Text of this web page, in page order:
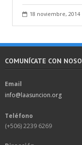
18 noviembre, 2014
COMUNÍCATE CON
Email
info@laasuncion.org
Teléfono
(+506) 2239 6269